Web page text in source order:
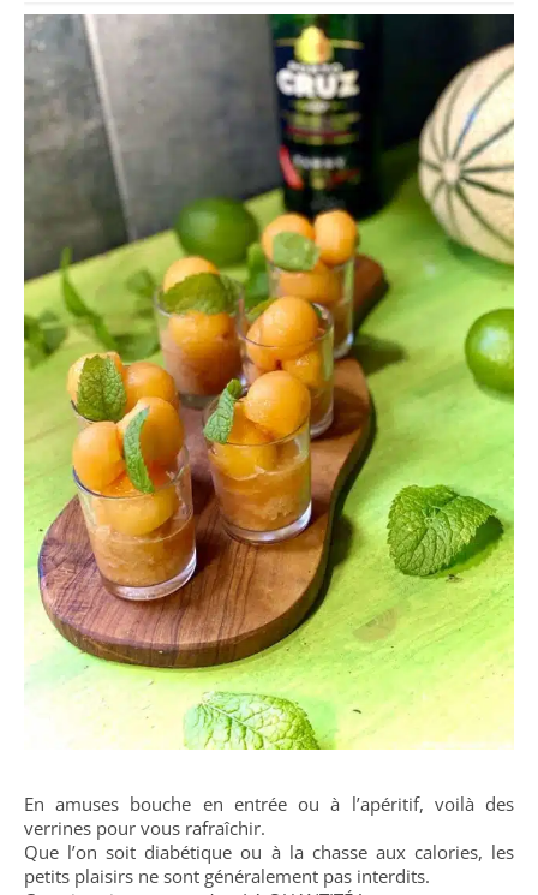
En amuses bouche en entrée ou à l’apéritif, voilà des
verrines pour vous rafraîchir.
Que l’on soit diabétique ou à la chasse aux calories, les
petits plaisirs ne sont généralement pas interdits.